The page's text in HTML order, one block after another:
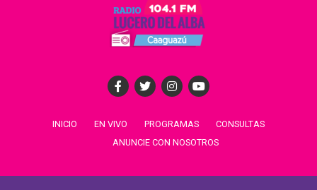
INICIO EN VIVO PROGRAMAS
CONSULTAS
ANUNCIE CON NOSOTROS